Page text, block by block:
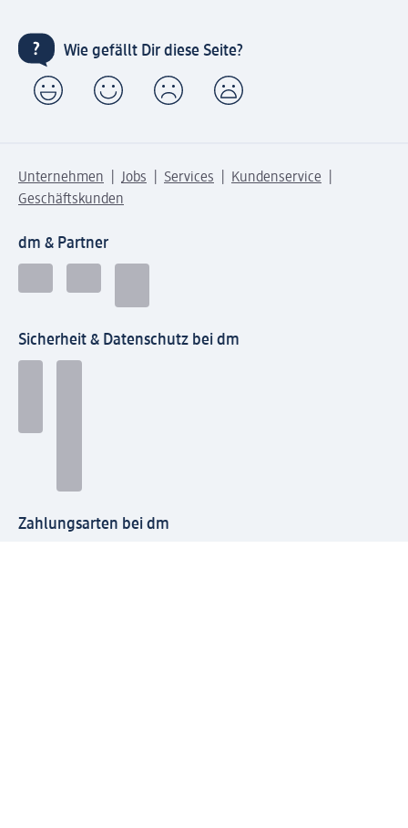
Wie gefällt Dir diese Seite?
Unternehmen Jobs Services
Kundenservice
Geschäftskunden
dm & Partner
Sicherheit & Datenschutz bei dm
Zahlungsarten bei dm